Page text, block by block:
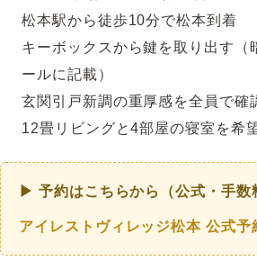
松本駅から徒歩10分で松本到着
キーボックスから鍵を取り出す（
ールに記載）
玄関引戸新調の重厚感を全員で確
12畳リビングと4部屋の寝室を希
▶ 予約はこちらから（公式・手数
アイレストヴィレッジ松本 公式予